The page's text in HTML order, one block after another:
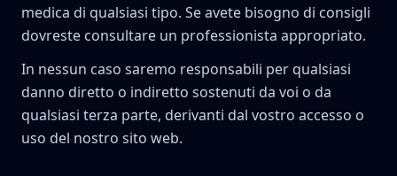
medica di qualsiasi tipo. Se avete bisogno di consigli
dovreste consultare un professionista appropriato.
In nessun caso saremo responsabili per qualsiasi
danno diretto o indiretto sostenuti da voi o da
qualsiasi terza parte, derivanti dal vostro accesso o
uso del nostro sito web.